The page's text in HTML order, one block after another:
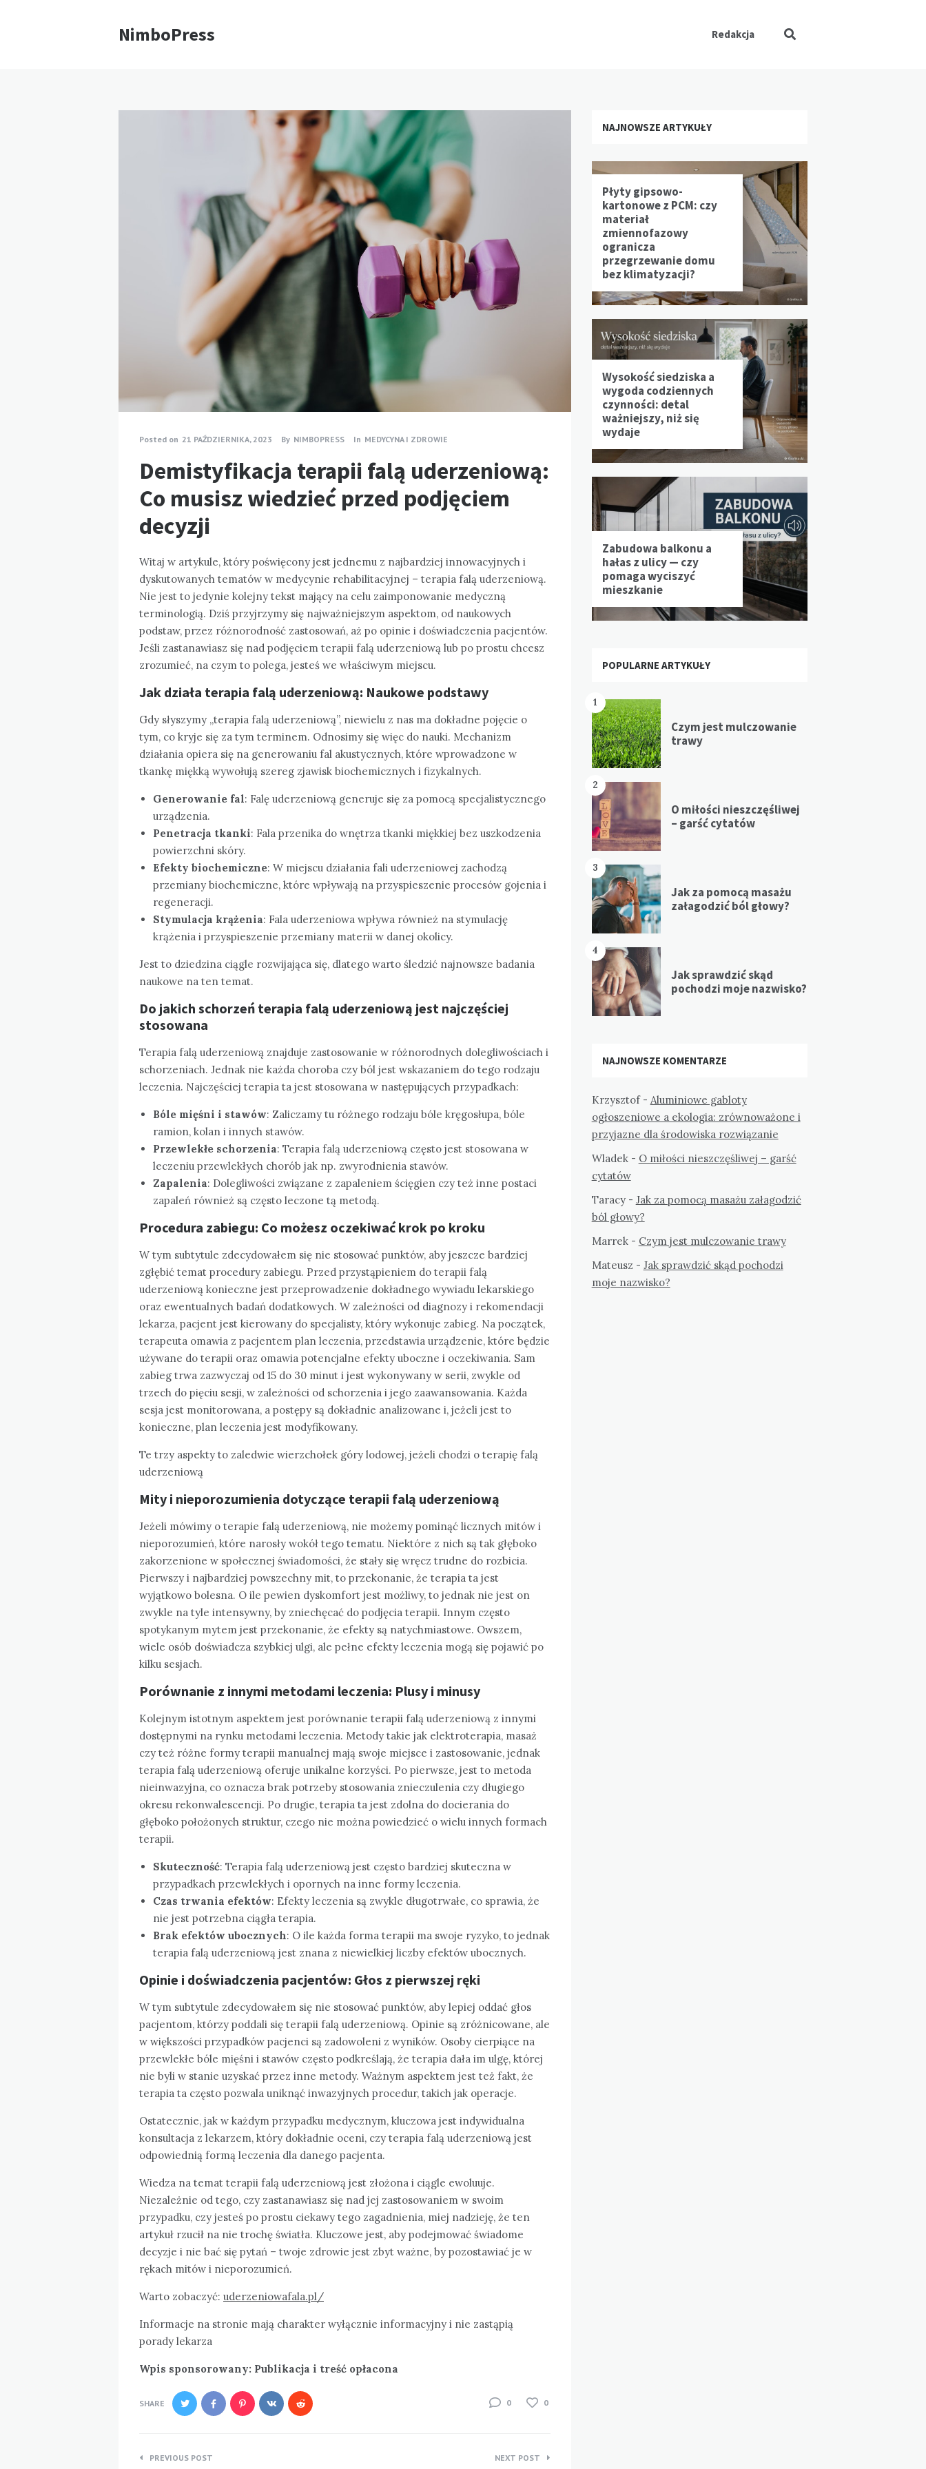
NimboPress Redakcja
Posted on 21 PAŹDZIERNIKA, 2023 By NIMBOPRESS In MEDYCYNA I ZDROWIE
Demistyfikacja terapii falą uderzeniową:
Co musisz wiedzieć przed podjęciem
decyzji
Witaj w artykule, który poświęcony jest jednemu z najbardziej innowacyjnych i
dyskutowanych tematów w medycynie rehabilitacyjnej – terapia falą uderzeniową.
Nie jest to jedynie kolejny tekst mający na celu zaimponowanie medyczną
terminologią. Dziś przyjrzymy się najważniejszym aspektom, od naukowych
podstaw, przez różnorodność zastosowań, aż po opinie i doświadczenia pacjentów.
Jeśli zastanawiasz się nad podjęciem terapii falą uderzeniową lub po prostu chcesz
zrozumieć, na czym to polega, jesteś we właściwym miejscu.
Jak działa terapia falą uderzeniową: Naukowe podstawy
Gdy słyszymy „terapia falą uderzeniową”, niewielu z nas ma dokładne pojęcie o
tym, co kryje się za tym terminem. Odnosimy się więc do nauki. Mechanizm
działania opiera się na generowaniu fal akustycznych, które wprowadzone w
tkankę miękką wywołują szereg zjawisk biochemicznych i fizykalnych.
Generowanie fal: Falę uderzeniową generuje się za pomocą specjalistycznego
urządzenia.
Penetracja tkanki: Fala przenika do wnętrza tkanki miękkiej bez uszkodzenia
powierzchni skóry.
Efekty biochemiczne: W miejscu działania fali uderzeniowej zachodzą
przemiany biochemiczne, które wpływają na przyspieszenie procesów gojenia i
regeneracji.
Stymulacja krążenia: Fala uderzeniowa wpływa również na stymulację
krążenia i przyspieszenie przemiany materii w danej okolicy.
Jest to dziedzina ciągle rozwijająca się, dlatego warto śledzić najnowsze badania
naukowe na ten temat.
Do jakich schorzeń terapia falą uderzeniową jest najczęściej
stosowana
Terapia falą uderzeniową znajduje zastosowanie w różnorodnych dolegliwościach i
schorzeniach. Jednak nie każda choroba czy ból jest wskazaniem do tego rodzaju
leczenia. Najczęściej terapia ta jest stosowana w następujących przypadkach:
Bóle mięśni i stawów: Zaliczamy tu różnego rodzaju bóle kręgosłupa, bóle
ramion, kolan i innych stawów.
Przewlekłe schorzenia: Terapia falą uderzeniową często jest stosowana w
leczeniu przewlekłych chorób jak np. zwyrodnienia stawów.
Zapalenia: Dolegliwości związane z zapaleniem ścięgien czy też inne postaci
zapaleń również są często leczone tą metodą.
Procedura zabiegu: Co możesz oczekiwać krok po kroku
W tym subtytule zdecydowałem się nie stosować punktów, aby jeszcze bardziej
zgłębić temat procedury zabiegu. Przed przystąpieniem do terapii falą
uderzeniową konieczne jest przeprowadzenie dokładnego wywiadu lekarskiego
oraz ewentualnych badań dodatkowych. W zależności od diagnozy i rekomendacji
lekarza, pacjent jest kierowany do specjalisty, który wykonuje zabieg. Na początek,
terapeuta omawia z pacjentem plan leczenia, przedstawia urządzenie, które będzie
używane do terapii oraz omawia potencjalne efekty uboczne i oczekiwania. Sam
zabieg trwa zazwyczaj od 15 do 30 minut i jest wykonywany w serii, zwykle od
trzech do pięciu sesji, w zależności od schorzenia i jego zaawansowania. Każda
sesja jest monitorowana, a postępy są dokładnie analizowane i, jeżeli jest to
konieczne, plan leczenia jest modyfikowany.
Te trzy aspekty to zaledwie wierzchołek góry lodowej, jeżeli chodzi o terapię falą
uderzeniową
Mity i nieporozumienia dotyczące terapii falą uderzeniową
Jeżeli mówimy o terapie falą uderzeniową, nie możemy pominąć licznych mitów i
nieporozumień, które narosły wokół tego tematu. Niektóre z nich są tak głęboko
zakorzenione w społecznej świadomości, że stały się wręcz trudne do rozbicia.
Pierwszy i najbardziej powszechny mit, to przekonanie, że terapia ta jest
wyjątkowo bolesna. O ile pewien dyskomfort jest możliwy, to jednak nie jest on
zwykle na tyle intensywny, by zniechęcać do podjęcia terapii. Innym często
spotykanym mytem jest przekonanie, że efekty są natychmiastowe. Owszem,
wiele osób doświadcza szybkiej ulgi, ale pełne efekty leczenia mogą się pojawić po
kilku sesjach.
Porównanie z innymi metodami leczenia: Plusy i minusy
Kolejnym istotnym aspektem jest porównanie terapii falą uderzeniową z innymi
dostępnymi na rynku metodami leczenia. Metody takie jak elektroterapia, masaż
czy też różne formy terapii manualnej mają swoje miejsce i zastosowanie, jednak
terapia falą uderzeniową oferuje unikalne korzyści. Po pierwsze, jest to metoda
nieinwazyjna, co oznacza brak potrzeby stosowania znieczulenia czy długiego
okresu rekonwalescencji. Po drugie, terapia ta jest zdolna do docierania do
głęboko położonych struktur, czego nie można powiedzieć o wielu innych formach
terapii.
Skuteczność: Terapia falą uderzeniową jest często bardziej skuteczna w
przypadkach przewlekłych i opornych na inne formy leczenia.
Czas trwania efektów: Efekty leczenia są zwykle długotrwałe, co sprawia, że
nie jest potrzebna ciągła terapia.
Brak efektów ubocznych: O ile każda forma terapii ma swoje ryzyko, to jednak
terapia falą uderzeniową jest znana z niewielkiej liczby efektów ubocznych.
Opinie i doświadczenia pacjentów: Głos z pierwszej ręki
W tym subtytule zdecydowałem się nie stosować punktów, aby lepiej oddać głos
pacjentom, którzy poddali się terapii falą uderzeniową. Opinie są zróżnicowane, ale
w większości przypadków pacjenci są zadowoleni z wyników. Osoby cierpiące na
przewlekłe bóle mięśni i stawów często podkreślają, że terapia dała im ulgę, której
nie byli w stanie uzyskać przez inne metody. Ważnym aspektem jest też fakt, że
terapia ta często pozwala uniknąć inwazyjnych procedur, takich jak operacje.
Ostatecznie, jak w każdym przypadku medycznym, kluczowa jest indywidualna
konsultacja z lekarzem, który dokładnie oceni, czy terapia falą uderzeniową jest
odpowiednią formą leczenia dla danego pacjenta.
Wiedza na temat terapii falą uderzeniową jest złożona i ciągle ewoluuje.
Niezależnie od tego, czy zastanawiasz się nad jej zastosowaniem w swoim
przypadku, czy jesteś po prostu ciekawy tego zagadnienia, miej nadzieję, że ten
artykuł rzucił na nie trochę światła. Kluczowe jest, aby podejmować świadome
decyzje i nie bać się pytań – twoje zdrowie jest zbyt ważne, by pozostawiać je w
rękach mitów i nieporozumień.
Warto zobaczyć: uderzeniowafala.pl/
Informacje na stronie mają charakter wyłącznie informacyjny i nie zastąpią
porady lekarza
Wpis sponsorowany: Publikacja i treść opłacona
SHARE 0 0
Nawigacja
PREVIOUS POST NEXT POST
NAJNOWSZE ARTYKUŁY
Płyty gipsowo-
kartonowe z PCM: czy
materiał
zmiennofazowy
ogranicza
przegrzewanie domu
bez klimatyzacji?
Wysokość siedziska a
wygoda codziennych
czynności: detal
ważniejszy, niż się
wydaje
Zabudowa balkonu a
hałas z ulicy — czy
pomaga wyciszyć
mieszkanie
POPULARNE ARTYKUŁY
1
Czym jest mulczowanie
trawy
2
O miłości nieszczęśliwej
– garść cytatów
3
Jak za pomocą masażu
załagodzić ból głowy?
4
Jak sprawdzić skąd
pochodzi moje nazwisko?
NAJNOWSZE KOMENTARZE
Krzysztof- Aluminiowe gabloty
ogłoszeniowe a ekologia: zrównoważone i
przyjazne dla środowiska rozwiązanie
Wladek- O miłości nieszczęśliwej – garść
cytatów
Taracy- Jak za pomocą masażu załagodzić
ból głowy?
Marrek- Czym jest mulczowanie trawy
Mateusz - Jak sprawdzić skąd pochodzi
moje nazwisko?